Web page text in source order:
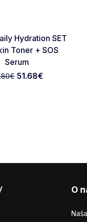
Favorite
Hydration SET
Toner + SOS
Serum
€ 51.68€
O